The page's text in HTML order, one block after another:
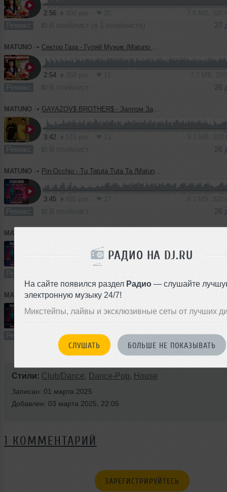
РАДИО НА DJ.RU
На сайте появился раздел Радио — слушайте
электронную музыку 24/7!
Микстейпы, лайвы и эксклюзивные сеты от лучших
СЛУШАТЬ БОЛЬШЕ НЕ ПОКАЗЫВАТЬ
2:56
Ремикс 27
MATUNO ➝ Сектор Газа - Гуляй Мужик (Matuno Radio Remix) Censored
2:54
Ремикс 26
MATUNO ➝ GAYAZOV$ BROTHER$ - Залпом За Любовь (Matuno Radio Remix)
3:42
Ремикс 26
MATUNO ➝ Pin-Occhio - Tu Tatuta Tuta Ta (Matuno Remix)
3:45
Ремикс 26
MATUNO
1401 раз 14 7.0 MB, 320
Ремикс
MATUNO ➝Ice MC - Its A Rainy Day (Matuno Remix)
Ремикс В плейлист 02
Стили: Club/Dance, Dance-Pop, House
Записан: 01 марта 2025
Добавлен: 03 марта 2025, 22:05
1 КОММЕНТАРИЙ
ЗАРЕГИСТРИРУЙТЕСЬ